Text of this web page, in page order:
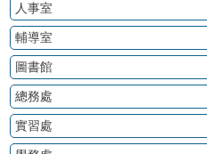
人事室
輔導室
圖書館
總務處
實習處